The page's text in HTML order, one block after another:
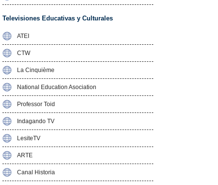
Televisiones Educativas y Culturales
ATEI
CTW
La Cinquième
National Education Asociation
Professor Toid
Indagando TV
LesiteTV
ARTE
Canal Historia